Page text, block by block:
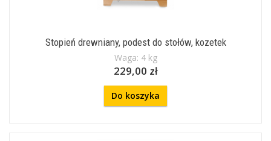
Stopień drewniany, podest do stołów, kozetek
Waga: 4 kg
229,00 zł
Do koszyka